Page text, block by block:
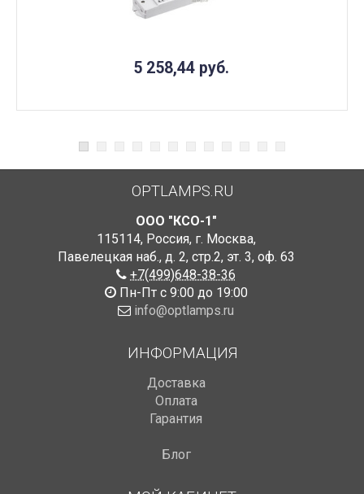
5 258,44 руб.
OPTLAMPS.RU
ООО "КСО-1"
115114, Россия, г. Москва,
Павелецкая наб., д. 2, стр.2, эт. 3, оф. 63
+7(499)648-38-36
Пн-Пт с 9:00 до 19:00
info@optlamps.ru
ИНФОРМАЦИЯ
Доставка
Оплата
Гарантия
Блог